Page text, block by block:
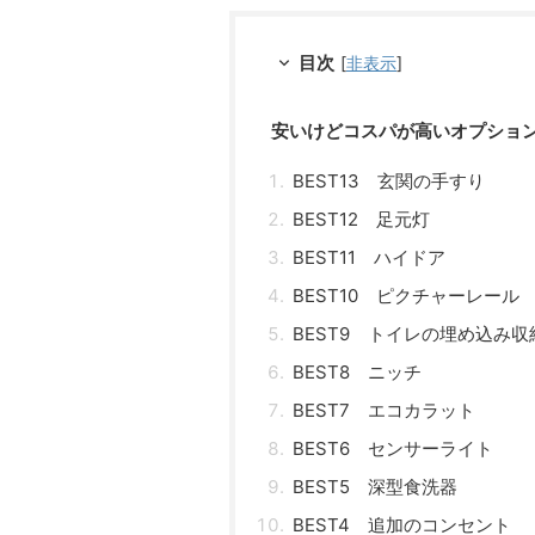
目次 [非表示]
安いけどコスパが高いオプショ
BEST13 玄関の手すり
BEST12 足元灯
BEST11 ハイドア
BEST10 ピクチャーレール
BEST9 トイレの埋め込み収
BEST8 ニッチ
BEST7 エコカラット
BEST6 センサーライト
BEST5 深型食洗器
BEST4 追加のコンセント